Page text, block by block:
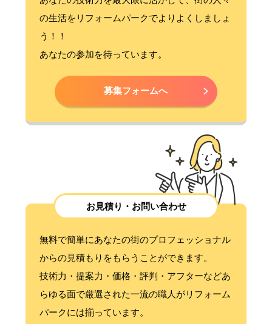
の生活をリフォームパークでよりよくしましょ
う！！
あなたの参加を待っています。
募集フォームへ
お見積り・お問い合わせ
無料で簡単にあなたの街のプロフェッショナル
からの見積もりをもらうことができます。
技術力・提案力・価格・評判・アフターなどあ
らゆる面で厳選された一流の職人がリフォーム
パークには揃っています。